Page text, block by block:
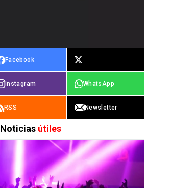
Facebook
Instagram WhatsApp
RSS Newsletter
Noticias útiles